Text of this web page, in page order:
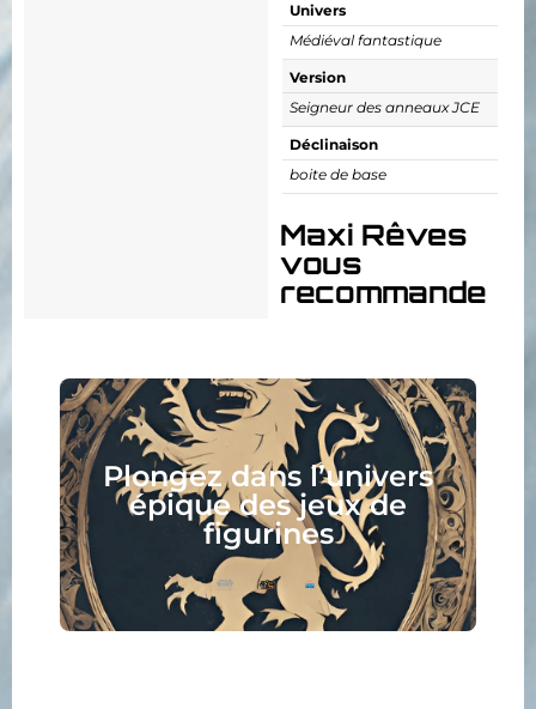
Univers
Médiéval fantastique
Version
Seigneur des anneaux JCE
Déclinaison
boite de base
Maxi Rêves
vous
recommande
de
Collectionnez,
peignez, jouez,
votre nouveau
attend !